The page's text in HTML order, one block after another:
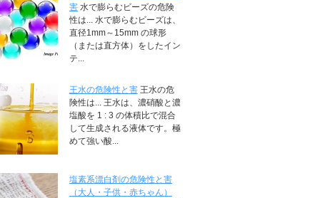
害 水で膨らむビーズの危険
性は... 水で膨らむビーズは、
直径1mm～15mm の球形
（または直方体）をしたイン
テ...
王水の危険性と害 王水の危
険性は... 王水は、濃硝酸と濃
塩酸を 1 : 3 の体積比で混合
して生成される液体です。極
めて強い酸...
塩素系漂白剤の危険性と害
（大人・子供・赤ちゃん）